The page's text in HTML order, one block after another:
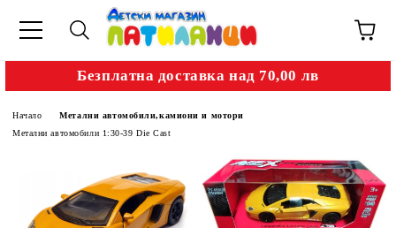
Безплатна доставка над 70,00 лв
Начало
Метални автомобили,камиони и мотори
Метални автомобили 1:30-39 Die Cast